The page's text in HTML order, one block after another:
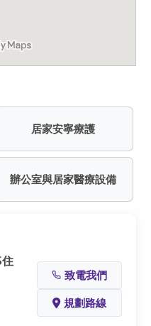
居家安寧療護
辦公室與居家醫療設備
致電我們
規劃路線